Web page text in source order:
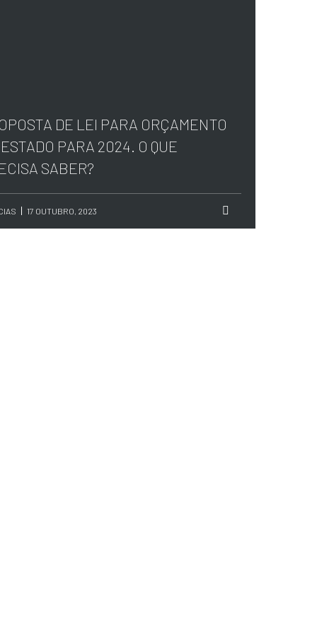
DE LEI PARA ORÇAMENTO
PARA 2024. O QUE
SABER?
17 OUTUBRO, 2023